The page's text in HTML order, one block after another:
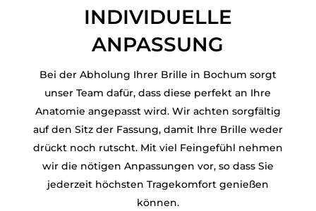
INDIVIDUELLE
ANPASSUNG
Bei der Abholung Ihrer Brille in Bochum sorgt
unser Team dafür, dass diese perfekt an Ihre
Anatomie angepasst wird. Wir achten sorgfältig
auf den Sitz der Fassung, damit Ihre Brille weder
drückt noch rutscht. Mit viel Feingefühl nehmen
wir die nötigen Anpassungen vor, so dass Sie
jederzeit höchsten Tragekomfort genießen
können.